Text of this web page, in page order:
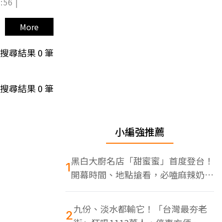
More
搜尋結果0筆
搜尋結果0筆
小編強推薦
1黑白大廚名店「甜蜜蜜」首度登台！
開幕時間、地點搶看，必嗑麻辣奶油
蝦
2九份、淡水都輸它！「台灣最夯老